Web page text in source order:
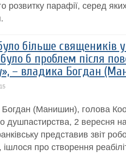
розвитку парафії, серед
більше священиків у
б проблем після
– владика Богдан
(Манишин), голова
душпастирства, 2 вересня
представив звіт
про створення